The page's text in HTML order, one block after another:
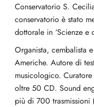
Conservatorio S.
conservatorio è stato
dottorale in ‘Scienze e
Organista, cembalista
Americhe. Autore di
musicologico.
oltre 50 CD. Sound
più di 700 trasmissioni